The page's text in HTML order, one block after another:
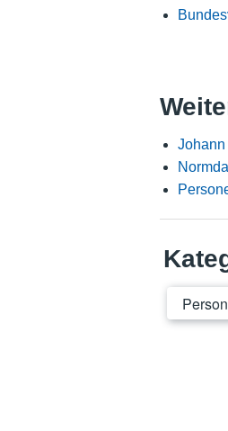
Johann